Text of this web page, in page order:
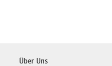
Über Uns